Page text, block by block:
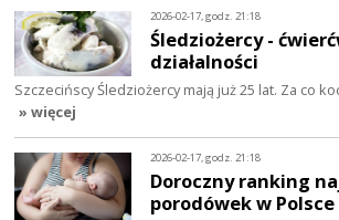
2026-02-17, godz. 21:18
Śledziożercy -
działalności
Szczecińscy Śledziożercy mają już 25 lat. Za co
» więcej
2026-02-17, godz. 21:18
Doroczny ranking
porodówek w Polsce